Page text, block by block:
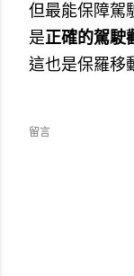
但最能保障駕
是正確的駕駛
這也是保羅移
留言